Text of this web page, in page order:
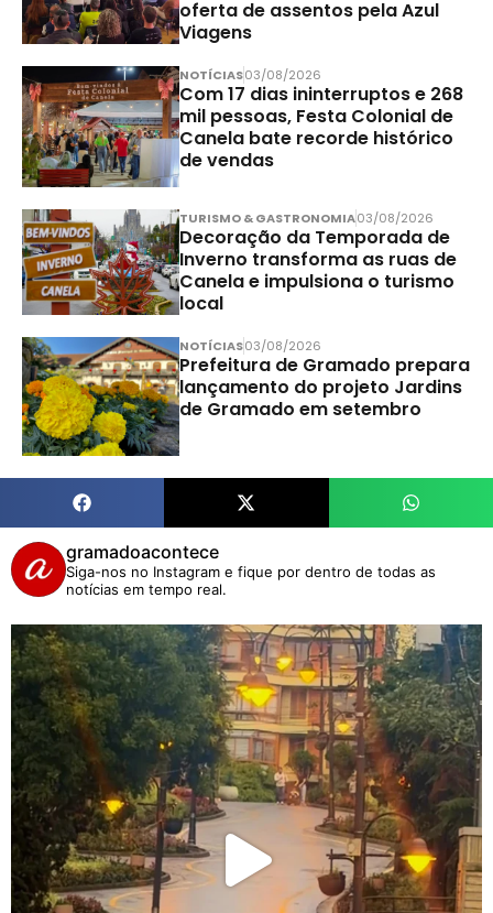
oferta de assentos pela Azul
Viagens
NOTÍCIAS03/08/2026
Com 17 dias ininterruptos e 268
mil pessoas, Festa Colonial de
Canela bate recorde histórico
de vendas
TURISMO & GASTRONOMIA03/08/2026
Decoração da Temporada de
Inverno transforma as ruas de
Canela e impulsiona o turismo
local
NOTÍCIAS03/08/2026
Prefeitura de Gramado prepara
lançamento do projeto Jardins
de Gramado em setembro
gramadoacontece
Siga-nos no Instagram e fique por dentro de todas as
notícias em tempo real.